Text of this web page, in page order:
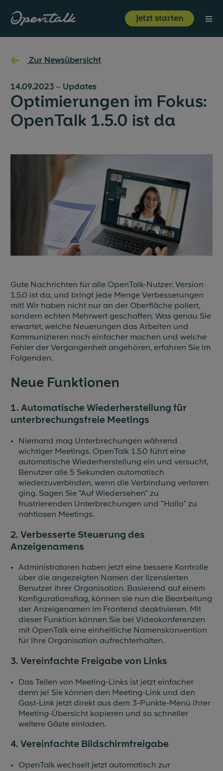
Jetzt starten ⋮
Produkt
Branchen
Ressourcen
Jetzt starten Login
Blog & News
Partner
Referenzen
Jobs
Presse
← Zur Newsübersicht
14.09.2023 – Updates
Optimierungen im Fokus:
OpenTalk 1.5.0 ist da
Gute Nachrichten für alle OpenTalk-Nutzer: Version
1.5.0 ist da, und bringt jede Menge Verbesserungen
mit! Wir haben nicht nur an der Oberfläche poliert,
sondern echten Mehrwert geschaffen. Was genau Sie
erwartet, welche Neuerungen das Arbeiten und
Kommunizieren noch einfacher machen und welche
Fehler der Vergangenheit angehören, erfahren Sie im
Folgenden.
Neue Funktionen
1. Automatische Wiederherstellung für
unterbrechungsfreie Meetings
Niemand mag Unterbrechungen während
wichtiger Meetings. OpenTalk 1.5.0 führt eine
automatische Wiederherstellung ein und versucht,
Benutzer alle 5 Sekunden automatisch
wiederzuverbinden, wenn die Verbindung verloren
ging. Sagen Sie "Auf Wiedersehen" zu
frustrierenden Unterbrechungen und "Hallo" zu
nahtlosen Meetings.
2. Verbesserte Steuerung des
Anzeigenamens
Administratoren haben jetzt eine bessere Kontrolle
über die angezeigten Namen der lizensierten
Benutzer ihrer Organisation. Basierend auf einem
Konfigurationsflag, können sie nun die Bearbeitung
der Anzeigenamen im Frontend deaktivieren. Mit
dieser Funktion können Sie bei Videokonferenzen
mit OpenTalk eine einheitliche Namenskonvention
für Ihre Organisation aufrechterhalten.
3. Vereinfachte Freigabe von Links
Das Teilen von Meeting-Links ist jetzt einfacher
denn je! Sie können den Meeting-Link und den
Gast-Link jetzt direkt aus dem 3-Punkte-Menü Ihrer
Meeting-Übersicht kopieren und so schneller
weitere Gäste einladen.
4. Vereinfachte Bildschirmfreigabe
OpenTalk wechselt jetzt automatisch zur